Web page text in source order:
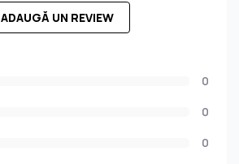
ADAUGĂ UN REVIEW
0
0
0